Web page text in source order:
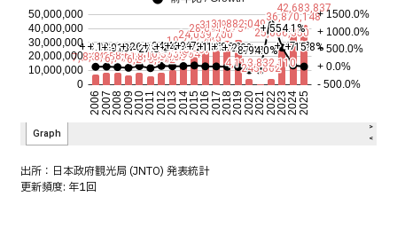
出所： 日本政府観光局 (JNTO) 発表統計
更新頻度: 年1回